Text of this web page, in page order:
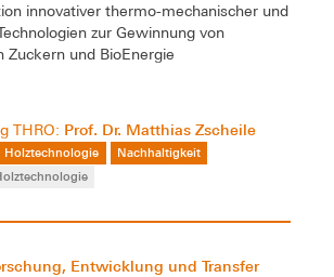
innovativer thermo-mechanischer und
zur Gewinnung von
Zuckern und BioEnergie
THRO: Prof. Dr. Matthias Zscheile
Holztechnologie
Nachhaltigkeit
Entwicklung und Transfer